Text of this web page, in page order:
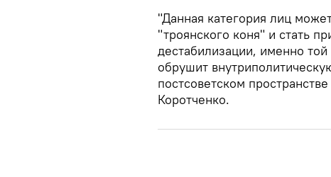
"Данная категория лиц
"троянского коня" и стать
дестабилизации, именно
обрушит
постсоветском
Коротченко.